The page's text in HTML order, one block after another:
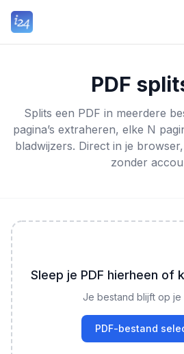
PDF
Splits een PDF in meerdere
pagina’s extraheren, elke N
bladwijzers. Direct in je
zonder
Sleep je PDF hierheen of
Je bestand blijft op je
PDF-bestand